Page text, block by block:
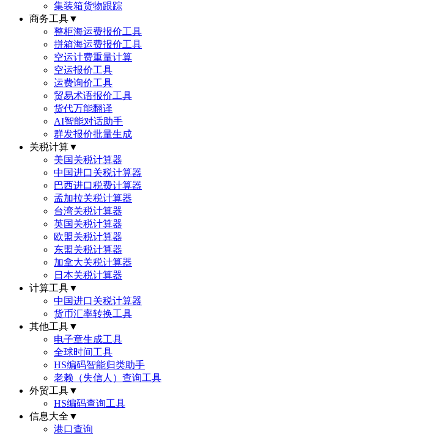
集装箱货物跟踪
商务工具▼
整柜海运费报价工具
拼箱海运费报价工具
空运计费重量计算
空运报价工具
运费询价工具
贸易术语报价工具
货代万能翻译
AI智能对话助手
群发报价批量生成
关税计算▼
美国关税计算器
中国进口关税计算器
巴西进口税费计算器
孟加拉关税计算器
台湾关税计算器
英国关税计算器
欧盟关税计算器
东盟关税计算器
加拿大关税计算器
日本关税计算器
计算工具▼
中国进口关税计算器
货币汇率转换工具
其他工具▼
电子章生成工具
全球时间工具
HS编码智能归类助手
老赖（失信人）查询工具
外贸工具▼
HS编码查询工具
信息大全 ▼
港口查询